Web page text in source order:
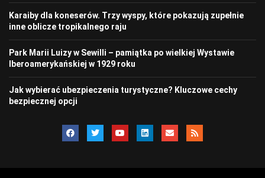
Karaiby dla koneserów. Trzy wyspy, które pokazują zupełnie
inne oblicze tropikalnego raju
Park Marii Luizy w Sewilli – pamiątka po wielkiej Wystawie
Iberoamerykańskiej w 1929 roku
Jak wybierać ubezpieczenia turystyczne? Kluczowe cechy
bezpiecznej opcji